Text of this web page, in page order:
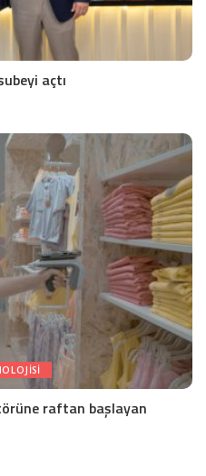
açtı
raftan başlayan